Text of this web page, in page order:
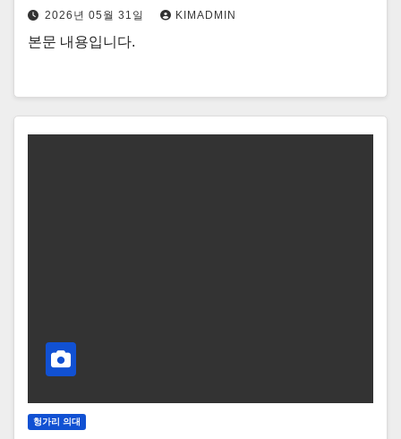
2026년 05월 31일 KIMADMIN
본문 내용입니다.
헝가리 의대